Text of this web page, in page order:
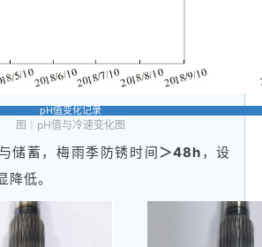
pH值变化记录
图｜pH值与冷速变化图
储蓄，梅雨季防锈时间＞48h ，设
降低。